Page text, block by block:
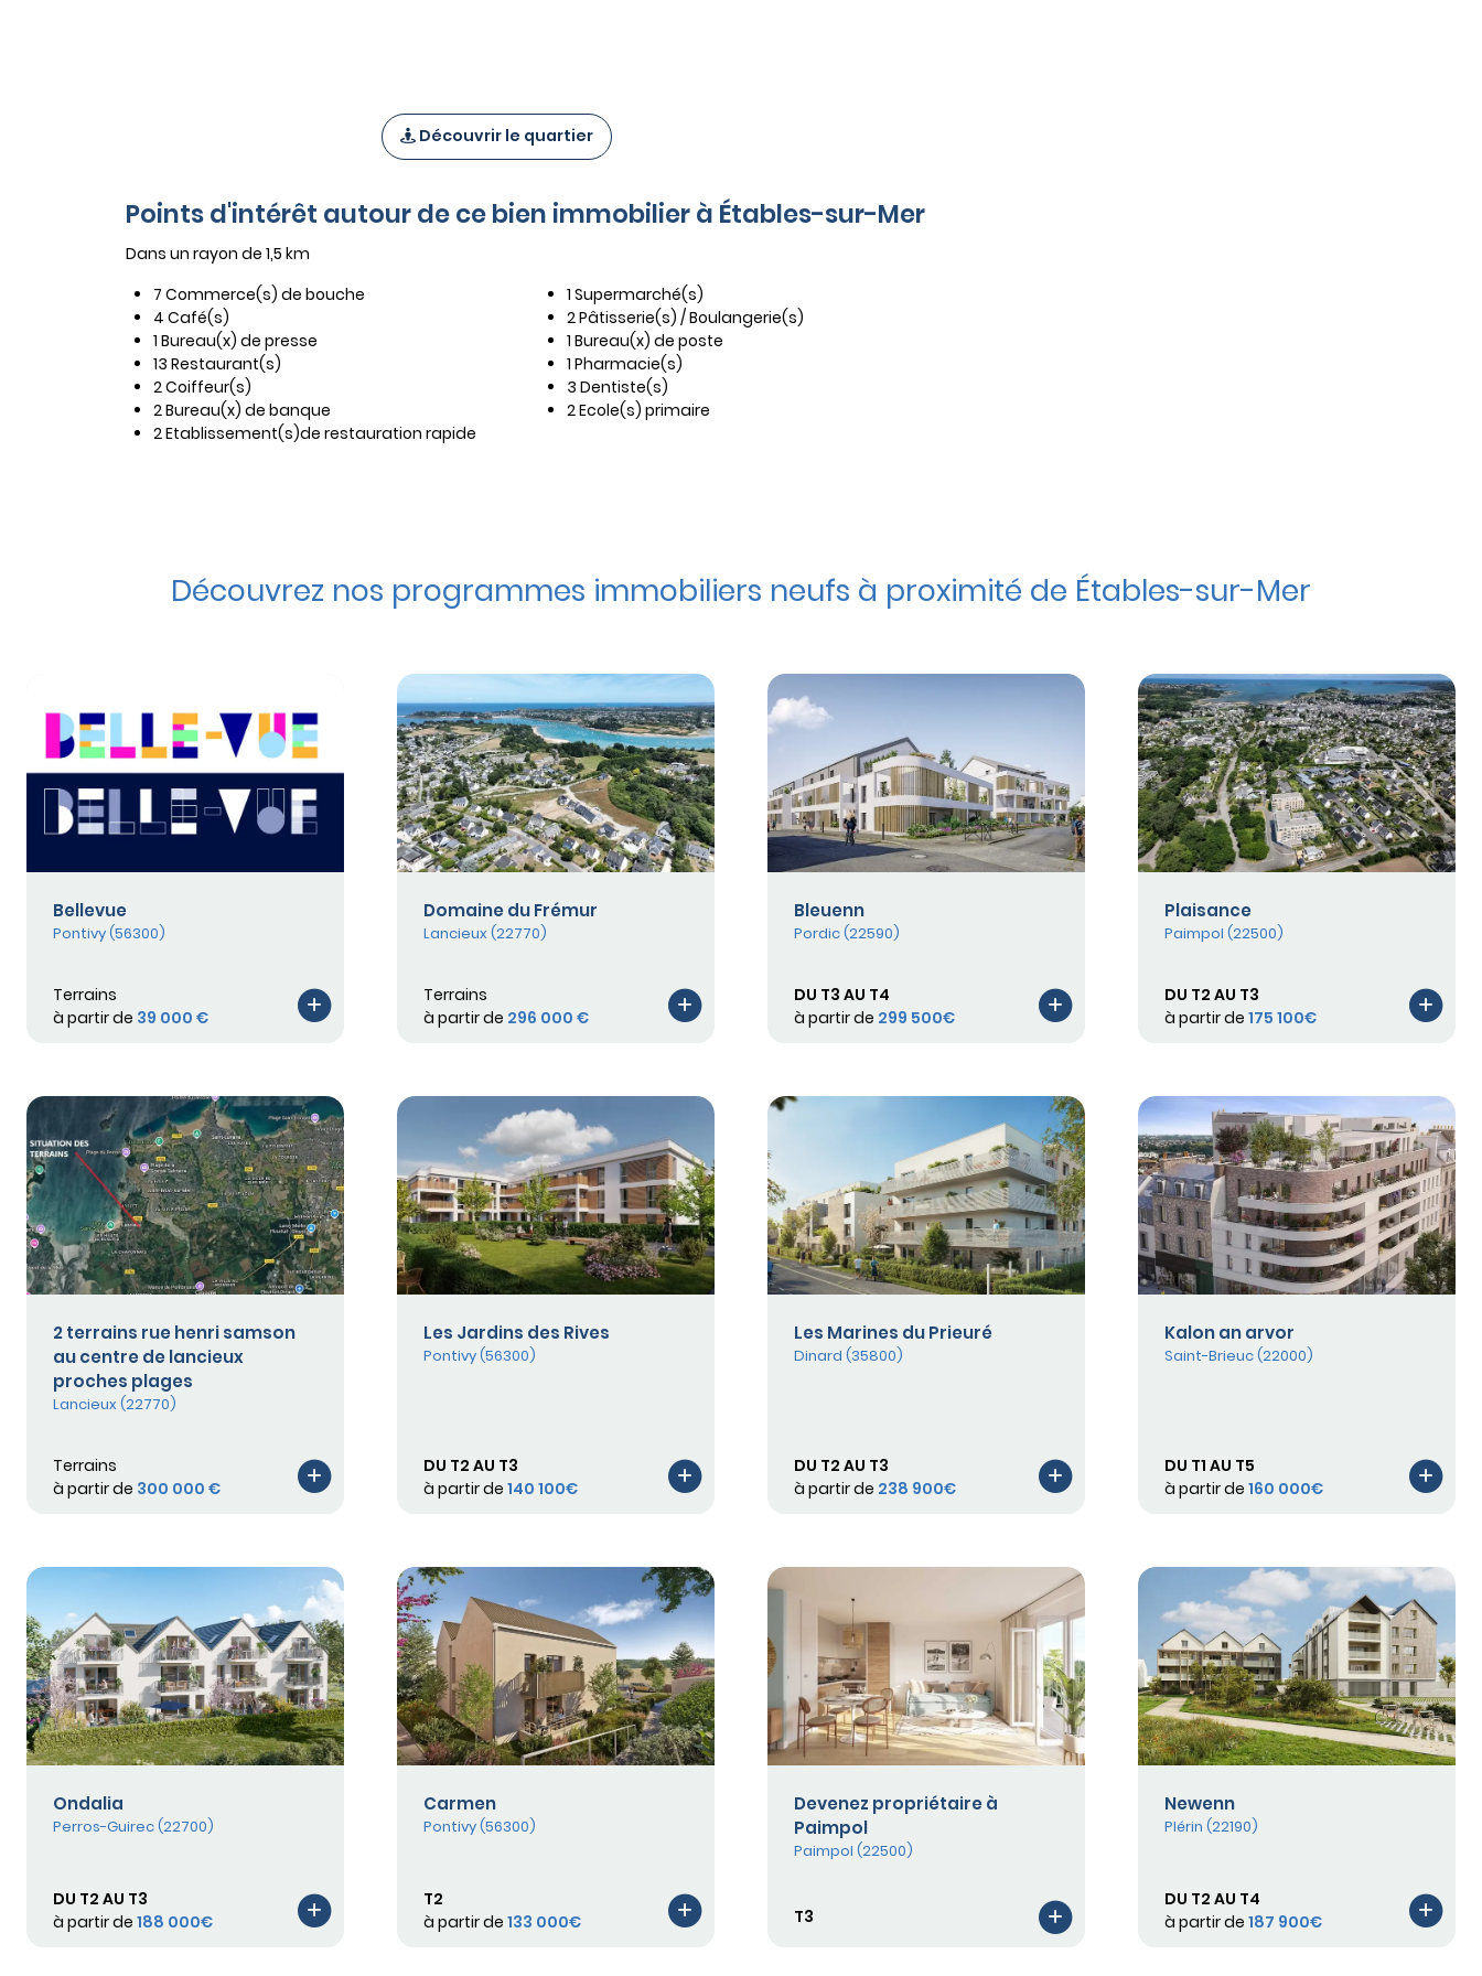
Découvrir le quartier
Points d'intérêt autour de ce bien immobilier à Étables-sur-Mer
Dans un rayon de 1,5 km
7 Commerce(s) de bouche
4 Café(s)
1 Bureau(x) de presse
13 Restaurant(s)
2 Coiffeur(s)
2 Bureau(x) de banque
2 Etablissement(s)de restauration rapide
1 Supermarché(s)
2 Pâtisserie(s) / Boulangerie(s)
1 Bureau(x) de poste
1 Pharmacie(s)
3 Dentiste(s)
2 Ecole(s) primaire
Découvrez nos programmes immobiliers neufs à proximité de Étables-sur-Mer
Bellevue
Pontivy (56300)
Terrains
à partir de 39 000 €
Domaine du Frémur
Lancieux (22770)
Terrains
à partir de 296 000 €
Bleuenn
Pordic (22590)
DU T3 AU T4
à partir de 299 500€
Plaisance
Paimpol (22500)
DU T2 AU T3
à partir de 175 100€
2 terrains rue henri samson
au centre de lancieux
proches plages
Lancieux (22770)
Terrains
à partir de 300 000 €
Les Jardins des Rives
Pontivy (56300)
DU T2 AU T3
à partir de 140 100€
Les Marines du Prieuré
Dinard (35800)
DU T2 AU T3
à partir de 238 900€
Kalon an arvor
Saint-Brieuc (22000)
DU T1 AU T5
à partir de 160 000€
Ondalia
Perros-Guirec (22700)
DU T2 AU T3
à partir de 188 000€
Carmen
Pontivy (56300)
T2
à partir de 133 000€
Devenez propriétaire à
Paimpol
Paimpol (22500)
T3
Newenn
Plérin (22190)
DU T2 AU T4
à partir de 187 900€